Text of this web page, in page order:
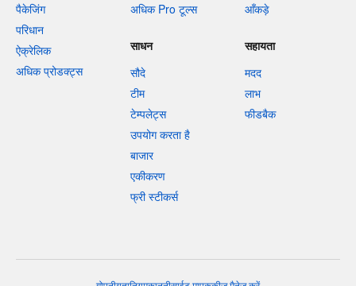
पैकेजिंग
परिधान
ऐक्रेलिक
अधिक प्रोडक्ट्स
अधिक Pro टूल्स
आँकड़े
साधन
सौदे
टीम
टेम्पलेट्स
उपयोग करता है
बाजार
एकीकरण
फ्री स्टीकर्स
सहायता
मदद
लाभ
फीडबैक